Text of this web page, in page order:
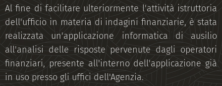
Al fine di facilitare ulteriormente l'attività istruttoria
dell'ufficio in materia di indagini finanziarie, è stata
realizzata un'applicazione informatica di ausilio
all'analisi delle risposte pervenute dagli operatori
finanziari, presente all'interno dell'applicazione già
in uso presso gli uffici dell'Agenzia.